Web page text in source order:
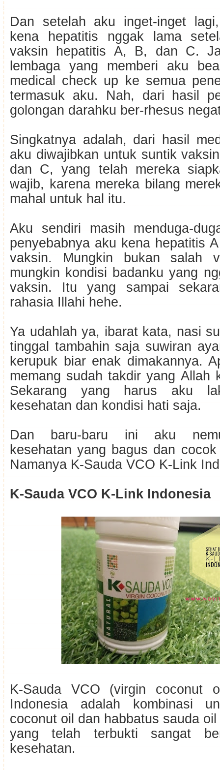
Dan setelah aku inget-inget
kena hepatitis nggak lama
vaksin hepatitis A, B, dan C.
lembaga yang memberi aku
medical check up ke semua
termasuk aku. Nah, dari hasil
golongan darahku ber-rhesus
Singkatnya adalah, dari hasil
aku diwajibkan untuk suntik
dan C, yang telah mereka
wajib, karena mereka bilang
mahal untuk hal itu.
Aku sendiri masih menduga-
penyebabnya aku kena hepatitis
vaksin. Mungkin bukan salah
mungkin kondisi badanku yang
vaksin. Itu yang sampai
rahasia Illahi hehe.
Ya udahlah ya, ibarat kata, nasi
tinggal tambahin saja suwiran
kerupuk biar enak dimakannya.
memang sudah takdir yang Allah
Sekarang yang harus aku
kesehatan dan kondisi hati saja.
Dan baru-baru ini aku
kesehatan yang bagus dan
Namanya K-Sauda VCO K-Link
K-Sauda VCO K-Link Indonesia
K-Sauda VCO (virgin coconut
Indonesia adalah kombinasi
coconut oil dan habbatus sauda
yang telah terbukti sangat
kesehatan.